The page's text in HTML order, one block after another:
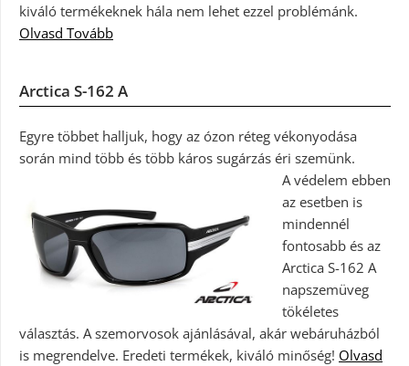
kiváló termékeknek hála nem lehet ezzel problémánk.
Olvasd Tovább
Arctica S-162 A
Egyre többet halljuk, hogy az ózon réteg vékonyodása
során mind több és több káros sugárzás éri szemünk.
A védelem ebben
az esetben is
mindennél
fontosabb és az
Arctica S-162 A
napszemüveg
tökéletes
választás. A szemorvosok ajánlásával, akár webáruházból
is megrendelve. Eredeti termékek, kiváló minőség! Olvasd